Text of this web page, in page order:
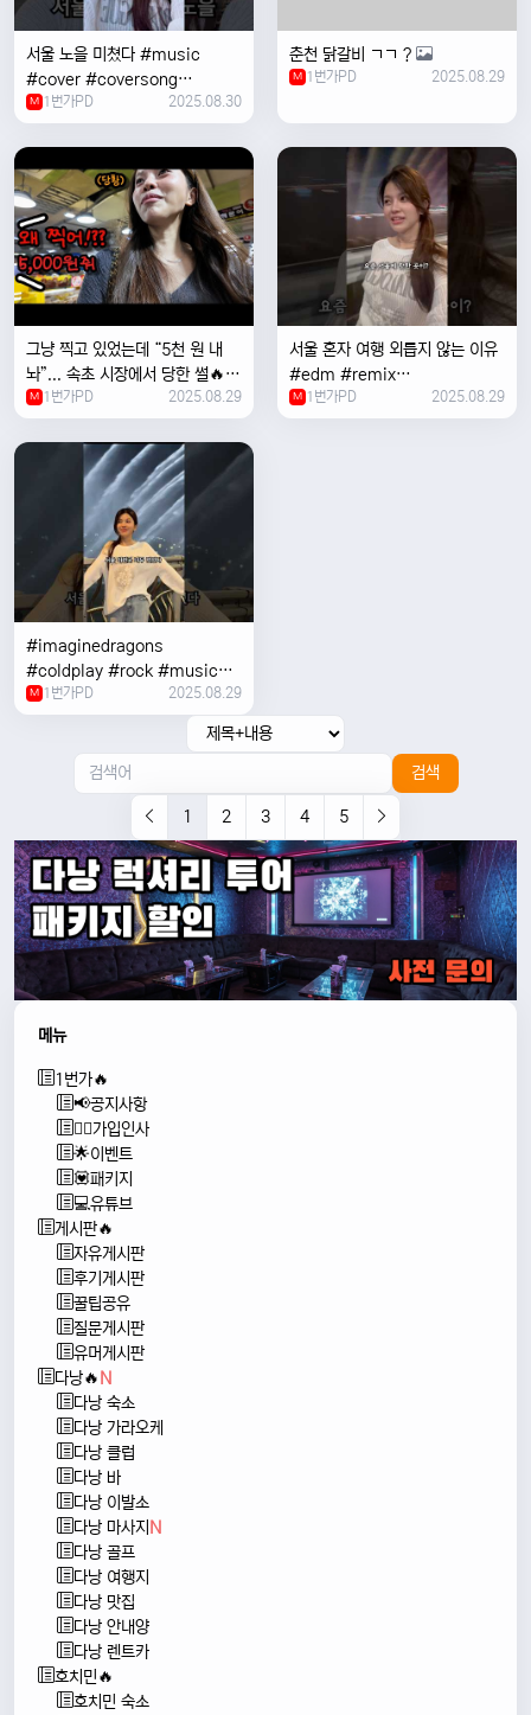
서울 노을 미쳤다 #music
#cover #coversong
#singer #서울 #노을 #한국 #
한강
M 1번가PD 2025.08.30
춘천 닭갈비 ㄱㄱ ?
M 1번가PD 2025.08.29
그냥 찍고 있었는데 “5천 원 내
놔”... 속초 시장에서 당한 썰🔥
M 1번가PD 2025.08.29
서울 혼자 여행 외릅지 않는 이유
#edm #remix
#electronicmusic #singer
#newmusic #music #여행
M 1번가PD 2025.08.29
#imaginedragons
#coldplay #rock #music
#concert
M 1번가PD 2025.08.29
검색
1 2 3 4 5
메뉴
1번가🔥
📢공지사항
🙇‍♂️가입인사
🌟이벤트
💟패키지
💻유튜브
게시판🔥
자유게시판
후기게시판
꿀팁공유
질문게시판
유머게시판
다낭🔥N
다낭 숙소
다낭 가라오케
다낭 클럽
다낭 바
다낭 이발소
다낭 마사지 N
다낭 골프
다낭 여행지
다낭 맛집
다낭 안내양
다낭 렌트카
호치민🔥
호치민 숙소